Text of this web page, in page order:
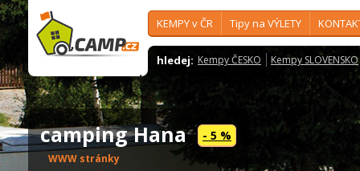
KEMPY v ČR Tipy na VÝLETY
hledej: Kempy ČESKO Kempy SLOVENSKO
camping Hana - 5 %
WWW stránky